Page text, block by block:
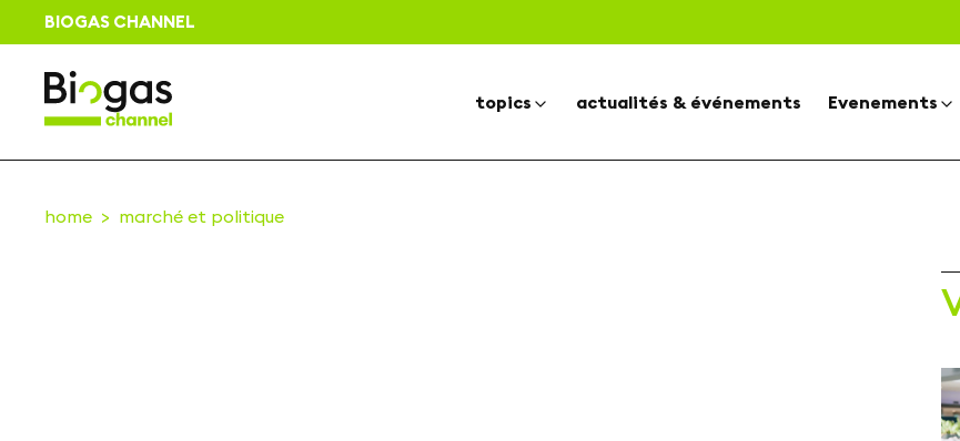
BIOGAS CHANNEL
topics actualités & événements Evenements
home marché et politique